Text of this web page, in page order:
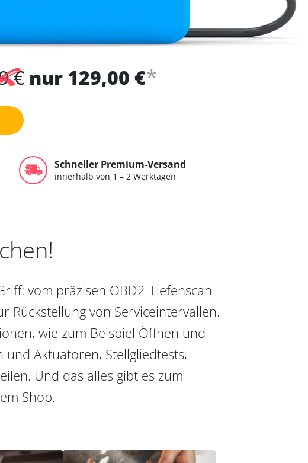
€ nur 129,00 €*
Schneller Premium-Versand
innerhalb von 1 – 2 Werktagen
vom präzisen OBD2-Tiefenscan
Rückstellung von Serviceintervallen.
wie zum Beispiel Öffnen und
Aktuatoren, Stellgliedtests,
Und das alles gibt es zum
Shop.